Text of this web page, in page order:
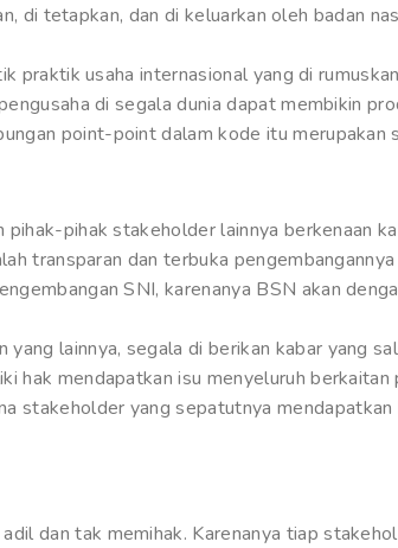
di tetapkan, dan di keluarkan oleh badan
praktik usaha internasional yang di
di segala dunia dapat membikin
point-point dalam kode itu merupakan
pihak stakeholder lainnya berkenaan
transparan dan terbuka
SNI, karenanya BSN akan
lainnya, segala di berikan kabar yang
hak mendapatkan isu menyeluruh berkaitan
stakeholder yang sepatutnya
dan tak memihak. Karenanya tiap